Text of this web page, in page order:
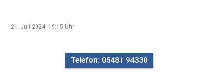
21. Juli 2024, 19:15 Uhr
Telefon: 05481 94330